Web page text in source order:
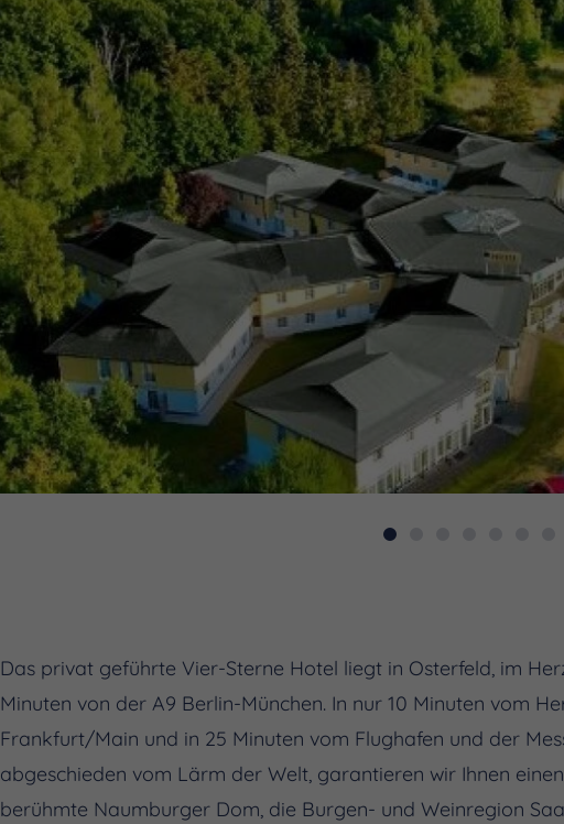
Das privat geführte Vier-Sterne Hotel liegt in Osterfeld, im
Minuten von der A9 Berlin-München. In nur 10 Minuten vom
Frankfurt/Main und in 25 Minuten vom Flughafen und der
abgeschieden vom Lärm der Welt, garantieren wir Ihnen
berühmte Naumburger Dom, die Burgen- und Weinregion